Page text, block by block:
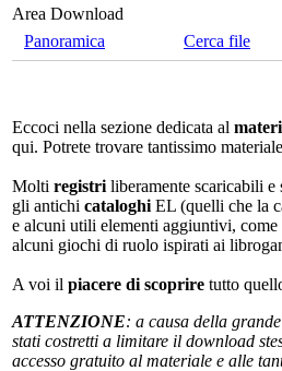
Area Download
Panoramica
Cerca file
Eccoci nella sezione dedicata al
qui. Potrete trovare tantissimo
Molti registri liberamente scaricabili
gli antichi cataloghi EL (quelli che la
e alcuni utili elementi aggiuntivi, come
alcuni giochi di ruolo ispirati ai
A voi il piacere di scoprire tutto
ATTENZIONE: a causa della
stati costretti a limitare il download
accesso gratuito al materiale e alle